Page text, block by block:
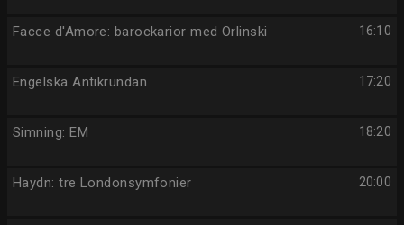
16:10
Facce d'Amore: barockarior med Orlinski
17:20
Engelska Antikrundan
18:20
Simning: EM
20:00
Haydn: tre Londonsymfonier